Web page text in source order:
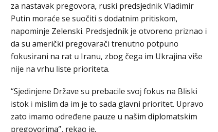
za nastavak pregovora, ruski predsjednik Vladimir
Putin moraće se suočiti s dodatnim pritiskom,
napominje Zelenski. Predsjednik je otvoreno priznao i
da su američki pregovarači trenutno potpuno
fokusirani na rat u Iranu, zbog čega im Ukrajina više
nije na vrhu liste prioriteta.
“Sjedinjene Države su prebacile svoj fokus na Bliski
istok i mislim da im je to sada glavni prioritet. Upravo
zato imamo određene pauze u našim diplomatskim
pregovorima”, rekao je.